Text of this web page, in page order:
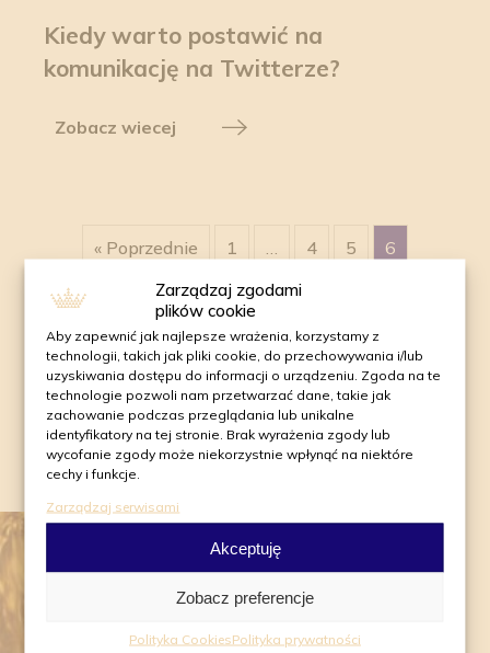
Zarządzaj zgodami
plików cookie
Aby zapewnić jak najlepsze wrażenia, korzystamy z
technologii, takich jak pliki cookie, do przechowywania i/lub
uzyskiwania dostępu do informacji o urządzeniu. Zgoda na te
technologie pozwoli nam przetwarzać dane, takie jak
zachowanie podczas przeglądania lub unikalne
identyfikatory na tej stronie. Brak wyrażenia zgody lub
wycofanie zgody może niekorzystnie wpłynąć na niektóre
cechy i funkcje.
Zarządzaj serwisami
Akceptuję
Zobacz preferencje
Polityka CookiesPolityka prywatności
Kiedy warto postawić na
komunikację na Twitterze?
Zobacz wiecej
« Poprzednie 1 … 4 5 6
Porozmawiajmy
oTwoich celach
biznesowych.